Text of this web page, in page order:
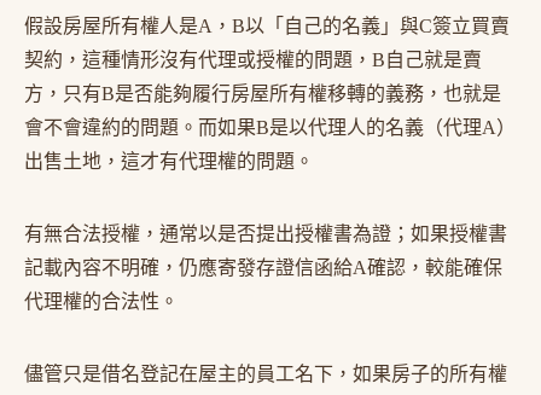
假設房屋所有權人是A，B以「自己的名義」與C簽立買賣
契約，這種情形沒有代理或授權的問題，B自己就是賣
方，只有B是否能夠履行房屋所有權移轉的義務，也就是
會不會違約的問題。而如果B是以代理人的名義（代理A）
出售土地，這才有代理權的問題。
有無合法授權，通常以是否提出授權書為證；如果授權書
記載內容不明確，仍應寄發存證信函給A確認，較能確保
代理權的合法性。
儘管只是借名登記在屋主的員工名下，如果房子的所有權